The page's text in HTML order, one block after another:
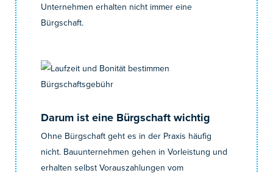
Unternehmen erhalten nicht immer eine
Bürgschaft.
Darum ist eine Bürgschaft wichtig
Ohne Bürgschaft geht es in der Praxis häufig
nicht. Bauunternehmen gehen in Vorleistung und
erhalten selbst Vorauszahlungen vom